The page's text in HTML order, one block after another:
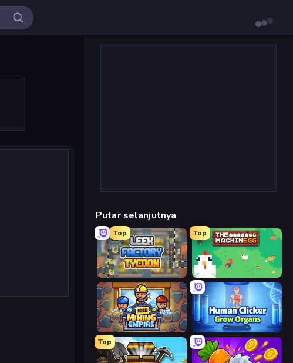
Putar selanjutnya
Top
Leek Factory Tycoon
Top
The MachinEGG
Idle Mining Empire Human Clicker: Grow Organs
Top